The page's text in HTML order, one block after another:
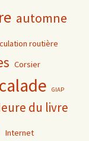
automne
routière
Corsier
GIAP
du livre
Internet